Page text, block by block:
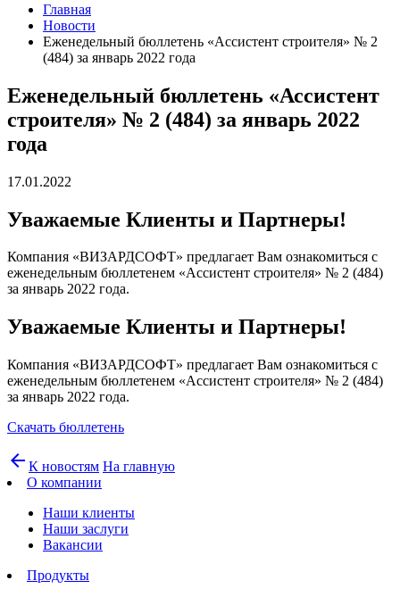
Главная
Новости
Еженедельный бюллетень «Ассистент строителя» № 2
(484) за январь 2022 года
Еженедельный бюллетень «Ассистент
строителя» № 2 (484) за январь 2022
года
17.01.2022
Уважаемые Клиенты и Партнеры!
Компания «ВИЗАРДСОФТ» предлагает Вам ознакомиться с
еженедельным бюллетенем «Ассистент строителя» № 2 (484)
за январь 2022 года.
Уважаемые Клиенты и Партнеры!
Компания «ВИЗАРДСОФТ» предлагает Вам ознакомиться с
еженедельным бюллетенем «Ассистент строителя» № 2 (484)
за январь 2022 года.
Скачать бюллетень
arrow_back К новостям На главную
О компании
Наши клиенты
Наши заслуги
Вакансии
Продукты